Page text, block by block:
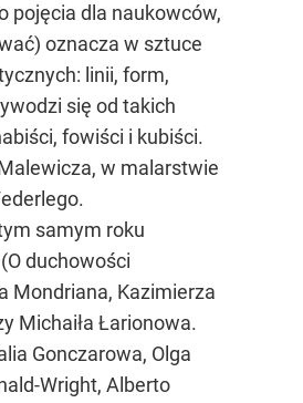
pojęcia dla naukowców,
oznacza w sztuce
linii, form,
się od takich
fowiści i kubiści.
w malarstwie
samym roku
duchowości
Mondriana, Kazimierza
Michaiła Łarionowa.
Gonczarowa, Olga
Wright, Alberto